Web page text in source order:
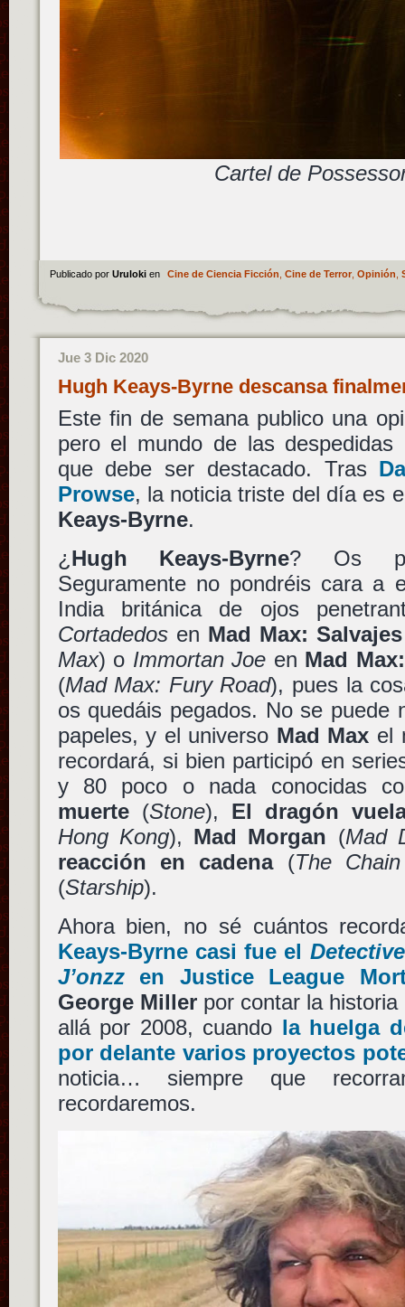
Cartel de
Publicado por Uruloki en Cine de Ciencia Ficción Cine de Terror, Opinión
Jue 3 Dic 2020
Hugh Keays-Byrne descansa
Este fin de semana publico una
pero el mundo de las
que debe ser destacado. Tras
Prowse, la noticia triste del día es
Keays-Byrne.
¿ Hugh Keays-Byrne? Os
Seguramente no pondréis cara a
India británica de ojos
Cortadedos en Mad Max:
Max) o Immortan Joe en Mad
(Mad Max: Fury Road), pues la
os quedáis pegados. No se puede
papeles, y el universo Mad Max el
recordará, si bien participó en
y 80 poco o nada conocidas
muerte(Stone), El dragón
Hong Kong), Mad Morgan (Mad
reacción en cadena(The
(Starship).
Ahora bien, no sé cuántos
Keays-Byrnecasi fue el
J’onzz en Justice League
George Millerpor contar la
allá por 2008, cuando la huelga
por delante varios proyectos
noticia… siempre que
recordaremos.